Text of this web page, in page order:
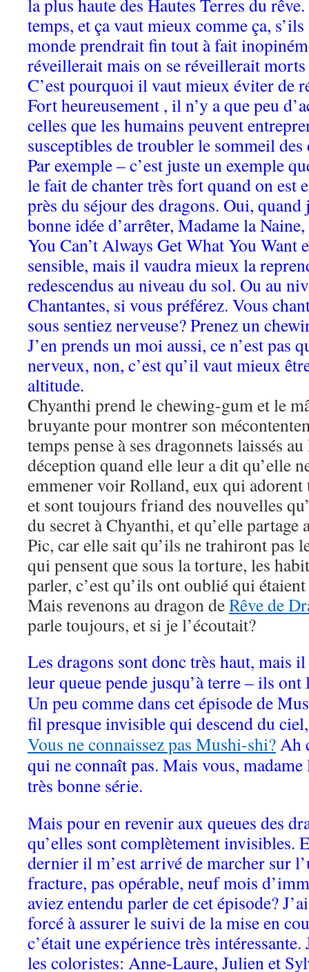
la plus haute des Hautes Terres du
temps, et ça vaut mieux comme ça,
monde prendrait fin tout à fait
réveillerait mais on se réveillerait morts
C’est pourquoi il vaut mieux éviter de
Fort heureusement , il n’y a que peu
celles que les humains peuvent
susceptibles de troubler le sommeil des
Par exemple – c’est juste un exemple
le fait de chanter très fort quand on est
près du séjour des dragons. Oui, quand
bonne idée d’arrêter, Madame la
You Can’t Always Get What You Want
sensible, mais il vaudra mieux la
redescendus au niveau du sol. Ou au
Chantantes, si vous préférez. Vous
sous sentiez nerveuse? Prenez un
J’en prends un moi aussi, ce n’est pas
nerveux, non, c’est qu’il vaut mieux
altitude.
Chyanthi prend le chewing-gum et le
bruyante pour montrer son
temps pense à ses dragonnets laissés
déception quand elle leur a dit qu’elle
emmener voir Rolland, eux qui adorent
et sont toujours friand des nouvelles
du secret à Chyanthi, et qu’elle partage
Pic, car elle sait qu’ils ne trahiront pas
qui pensent que sous la torture, les
parler, c’est qu’ils ont oublié qui
Mais revenons au dragon deRêve de
parle toujours, et si je l’écoutait?
Les dragons sont donc très haut, mais
leur queue pende jusqu’à terre – ils ont
Un peu comme dans cet épisode de
fil presque invisible qui descend du
Vous ne connaissez pas Mushi-shi?Ah
qui ne connaît pas. Mais vous, madame
très bonne série.
Mais pour en revenir aux queues des
qu’elles sont complètement invisibles.
dernier il m’est arrivé de marcher sur
fracture, pas opérable, neuf mois
aviez entendu parler de cet épisode?
forcé à assurer le suivi de la mise en
c’était une expérience très
les coloristes: Anne-Laure, Julien et